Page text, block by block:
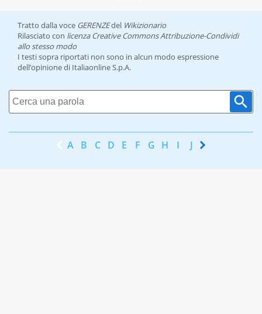
Tratto dalla voce GERENZEdel Wikizionario
Rilasciato con licenza Creative Commons Attribuzione-Condividi
allo stesso modo
I testi sopra riportati non sono in alcun modo espressione
dell’opinione di Italiaonline S.p.A.
A B C D E F G H I J K